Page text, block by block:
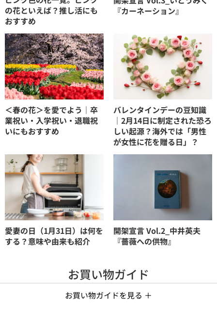
の花といえば？推し活にも
おすすめ
『カーネーション』
＜春の花＞を愛でよう｜卒
業祝い・入学祝い・退職祝
いにもおすすめ
バレンタインデーの豆知識
｜2月14日に制定された恐ろ
しい起源？海外では「男性
が女性に花を贈る日」？
愛妻の日（1月31日）は何を
する？意味や由来も紹介
開架宣言 Vol.2_中井英夫
『薔薇への供物』
お買い物ガイド
お買い物ガイドを見る ＋